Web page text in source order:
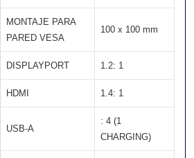
MONTAJE PARA
PARED VESA
100 x 100 mm
DISPLAYPORT 1.2: 1
HDMI 1.4: 1
USB-A
: 4 (1
CHARGING)